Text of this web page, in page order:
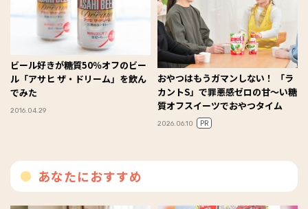
ビール好きが糖質50％オフのビー
ル「アサヒ ザ・ドリーム」を飲ん
でみた
2016.04.29
おやつはもうガマンしない！ 「ラ
カントS」で罪悪感ゼロの甘～い糖
質オフスイーツでおやつタイム
2026.06.10 PR
あなたにおすすめ